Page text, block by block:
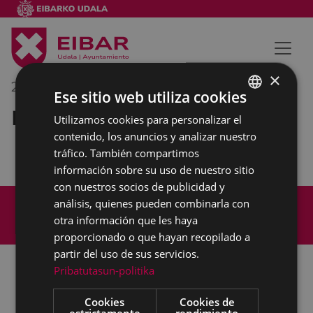
24/03/2022
Reunión externa
Aviso legal
Política de cookies
Accesibilidad
BASQUE
SPANISH
×
Ese sitio web utiliza cookies
Utilizamos cookies para personalizar el
contenido, los anuncios y analizar nuestro
tráfico. También compartimos
información sobre su uso de nuestro sitio
con nuestros socios de publicidad y
análisis, quienes pueden combinarla con
otra información que les haya
proporcionado o que hayan recopilado a
partir del uso de sus servicios.
Pribatutasun-politika
Cookies
Cookies de